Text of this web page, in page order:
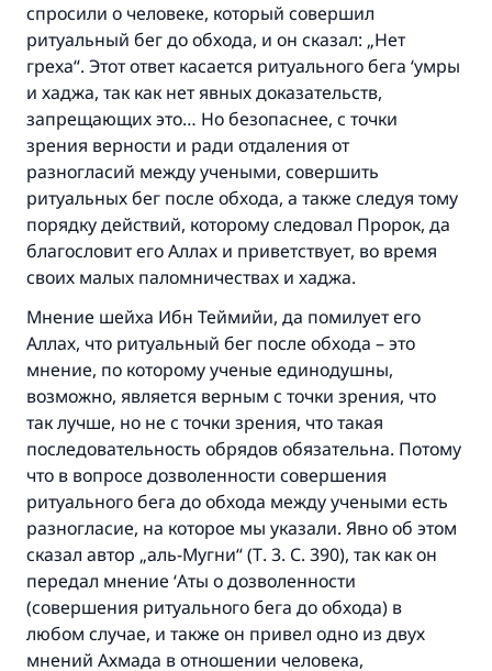
спросили о человеке, который совершил
ритуальный бег до обхода, и он сказал: „Нет
греха“. Этот ответ касается ритуального бега ‘умры
и хаджа, так как нет явных доказательств,
запрещающих это… Но безопаснее, с точки
зрения верности и ради отдаления от
разногласий между учеными, совершить
ритуальных бег после обхода, а также следуя тому
порядку действий, которому следовал Пророк, да
благословит его Аллах и приветствует, во время
своих малых паломничествах и хаджа.
Мнение шейха Ибн Теймийи, да помилует его
Аллах, что ритуальный бег после обхода – это
мнение, по которому ученые единодушны,
возможно, является верным с точки зрения, что
так лучше, но не с точки зрения, что такая
последовательность обрядов обязательна. Потому
что в вопросе дозволенности совершения
ритуального бега до обхода между учеными есть
разногласие, на которое мы указали. Явно об этом
сказал автор „аль-Мугни“ (Т. 3. С. 390), так как он
передал мнение ‘Аты о дозволенности
(совершения ритуального бега до обхода) в
любом случае, и также он привел одно из двух
мнений Ахмада в отношении человека,